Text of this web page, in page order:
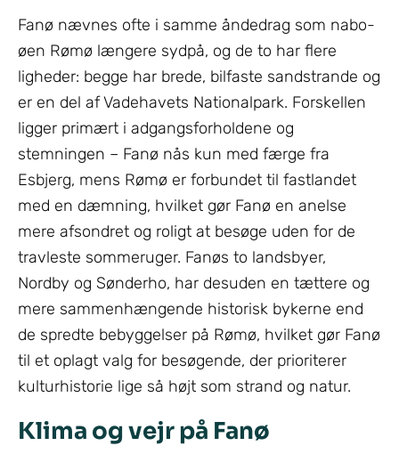
Fanø nævnes ofte i samme åndedrag som nabo-
øen Rømø længere sydpå, og de to har flere
ligheder: begge har brede, bilfaste sandstrande og
er en del af Vadehavets Nationalpark. Forskellen
ligger primært i adgangsforholdene og
stemningen – Fanø nås kun med færge fra
Esbjerg, mens Rømø er forbundet til fastlandet
med en dæmning, hvilket gør Fanø en anelse
mere afsondret og roligt at besøge uden for de
travleste sommeruger. Fanøs to landsbyer,
Nordby og Sønderho, har desuden en tættere og
mere sammenhængende historisk bykerne end
de spredte bebyggelser på Rømø, hvilket gør Fanø
til et oplagt valg for besøgende, der prioriterer
kulturhistorie lige så højt som strand og natur.
Klima og vejr på Fanø